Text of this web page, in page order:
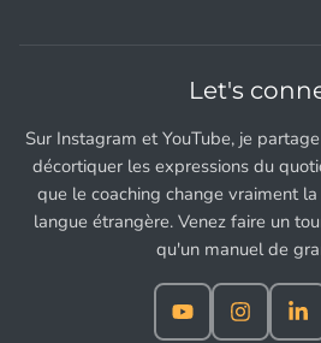
Let's
Sur Instagram et YouTube, je
décortiquer les expressions du
que le coaching change vraiment
langue étrangère. Venez faire un
qu'un manuel de